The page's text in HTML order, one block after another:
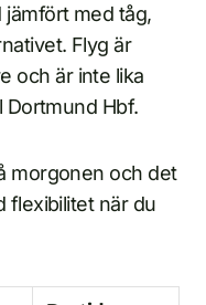
med tåg,
Flyg är
och är inte lika
Dortmund Hbf.
morgonen och det
flexibilitet när du